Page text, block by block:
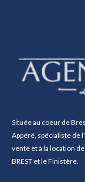
Située au coeur de
Appéré, spécialiste de
vente et à la location
BREST et le Finistère.